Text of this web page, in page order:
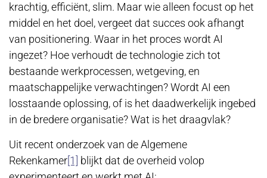
krachtig, efficiënt, slim. Maar wie alleen focust op het
middel en het doel, vergeet dat succes ook afhangt
van positionering. Waar in het proces wordt AI
ingezet? Hoe verhoudt de technologie zich tot
bestaande werkprocessen, wetgeving, en
maatschappelijke verwachtingen? Wordt AI een
losstaande oplossing, of is het daadwerkelijk ingebed
in de bredere organisatie? Wat is het draagvlak?
Uit recent onderzoek van de Algemene
Rekenkamer[1] blijkt dat de overheid volop